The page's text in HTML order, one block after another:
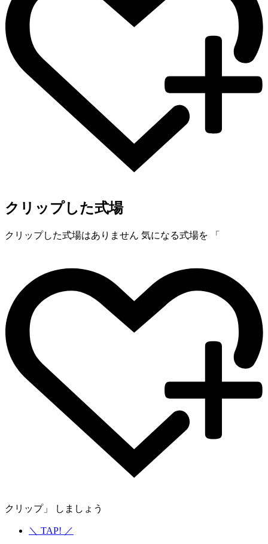
クリップした式場
クリップした式場はありません 気になる式場を 「
クリップ」 しましょう
＼ TAP! ／